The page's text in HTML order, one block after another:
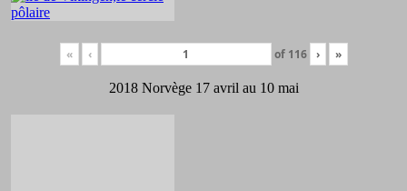
« ‹ of 116 › »
2018 Norvège 17 avril au 10 mai